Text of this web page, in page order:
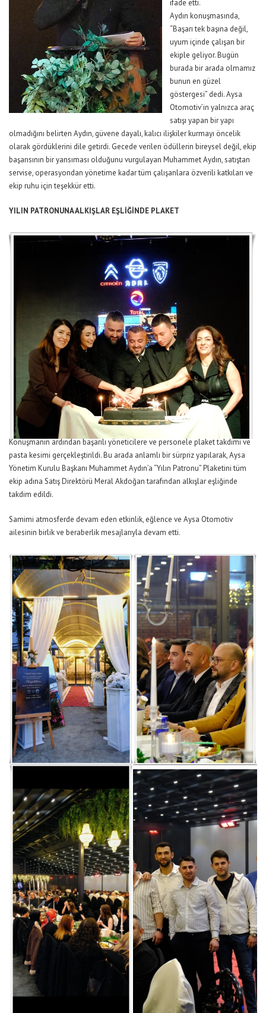
ifade etti.
Aydın konuşmasında,
“Başarı tek başına değil,
uyum içinde çalışan bir
ekiple geliyor. Bugün
burada bir arada olmamız
bunun en güzel
göstergesi” dedi. Aysa
Otomotiv’in yalnızca araç
satışı yapan bir yapı
olmadığını belirten Aydın, güvene dayalı, kalıcı ilişkiler kurmayı öncelik
olarak gördüklerini dile getirdi. Gecede verilen ödüllerin bireysel değil, ekip
başarısının bir yansıması olduğunu vurgulayan Muhammet Aydın, satıştan
servise, operasyondan yönetime kadar tüm çalışanlara özverili katkıları ve
ekip ruhu için teşekkür etti.
YILIN PATRONUNA ALKIŞLAR EŞLİĞİNDE PLAKET
Konuşmanın ardından başarılı yöneticilere ve personele plaket takdimi ve
pasta kesimi gerçekleştirildi. Bu arada anlamlı bir sürpriz yapılarak, Aysa
Yönetim Kurulu Başkanı Muhammet Aydın’a “Yılın Patronu” Plaketini tüm
ekip adına Satış Direktörü Meral Akdoğan tarafından alkışlar eşliğinde
takdim edildi.
Samimi atmosferde devam eden etkinlik, eğlence ve Aysa Otomotiv
ailesinin birlik ve beraberlik mesajlarıyla devam etti.